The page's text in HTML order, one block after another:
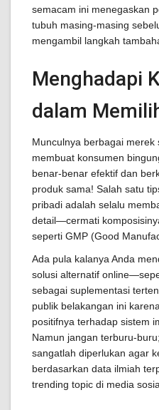
semacam ini menegaskan
tubuh masing-masing
mengambil langkah
Menghadapi
dalam
Munculnya berbagai merek
membuat konsumen
benar-benar efektif dan
produk sama! Salah satu
pribadi adalah selalu
detail—cermati
seperti GMP (Good
Ada pula kalanya Anda
solusi alternatif
sebagai suplementasi
publik belakangan ini
positifnya terhadap sistem
Namun jangan terburu-
sangatlah diperlukan agar
berdasarkan data ilmiah
trending topic di media